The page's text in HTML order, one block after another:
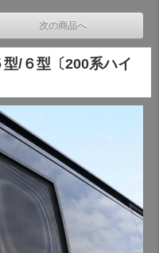
次の商品へ
/６型〔200系ハイ